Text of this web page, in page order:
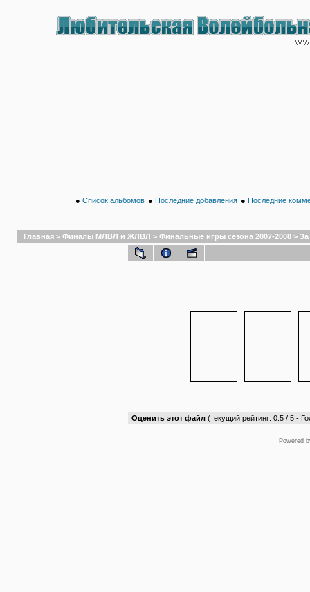
● Список альбомов ● Последние добавления ● Последние
Главная > Финалы МЛВЛ и ЖЛВЛ > Финальные игры сезона 2007-2008 >
Оценить этот файл (текущий рейтинг: 0.5 / 5 -
Powered